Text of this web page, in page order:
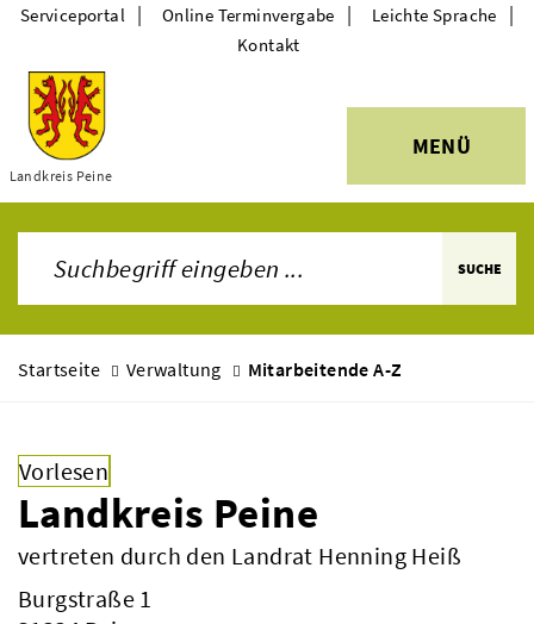
Themen
Landkreis Peine
MENÜ
Serviceportal | Online Terminvergabe | Leichte Sprache |
Kontakt
SUCHE
Startseite Verwaltung Mitarbeitende A-Z
Vorlesen
Landkreis Peine
vertreten durch den Landrat Henning Heiß
Burgstraße 1